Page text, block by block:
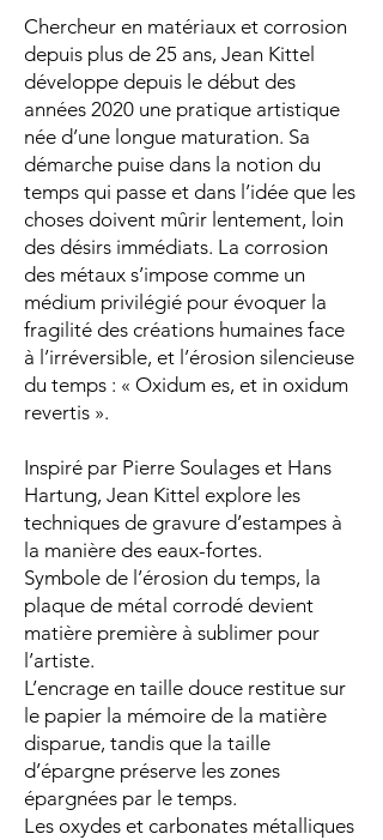
Chercheur en matériaux et corrosion
depuis plus de 25 ans, Jean Kittel
développe depuis le début des
années 2020 une pratique artistique
née d’une longue maturation. Sa
démarche puise dans la notion du
temps qui passe et dans l’idée que les
choses doivent mûrir lentement, loin
des désirs immédiats. La corrosion
des métaux s’impose comme un
médium privilégié pour évoquer la
fragilité des créations humaines face
à l’irréversible, et l’érosion silencieuse
du temps : « Oxidum es, et in oxidum
revertis ».
Inspiré par Pierre Soulages et Hans
Hartung, Jean Kittel explore les
techniques de gravure d’estampes à
la manière des eaux-fortes.
Symbole de l’érosion du temps, la
plaque de métal corrodé devient
matière première à sublimer pour
l’artiste.
L’encrage en taille douce restitue sur
le papier la mémoire de la matière
disparue, tandis que la taille
d’épargne préserve les zones
épargnées par le temps.
Les oxydes et carbonates métalliques